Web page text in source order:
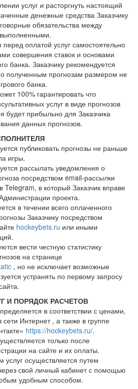
услуг и расторгнуть настоящий
денежные средства Заказчику
обязательства между
перед оплатой услуг самостоятельно
совершения ставок и основами
банка. Заказчику рекомендуется
полученным прогнозам размером не
банка.
100% гарантировать что
услуг в виде прогнозов
будет прибыльно для Заказчика
данных прогнозов.
публиковать прогнозы не раньше
игры.
рассылать уведомления о
посредством email-рассылки
Telegram, в который Заказчик вправе
проекта.
в течении всего оплаченного
Заказчику посредством
hockeybets.ru или иными
вести честную статистику
на странице
, но не исключает возможные
устранять по первому запросу
И ПОРЯДОК РАСЧЕТОВ
в соответствии с ценами,
Интернет , а также в группе
https://hockeybets.ru/.
только после
на сайте и их оплаты.
услуг осуществляется путем
свой личный кабинет с помощью
удобным способом.